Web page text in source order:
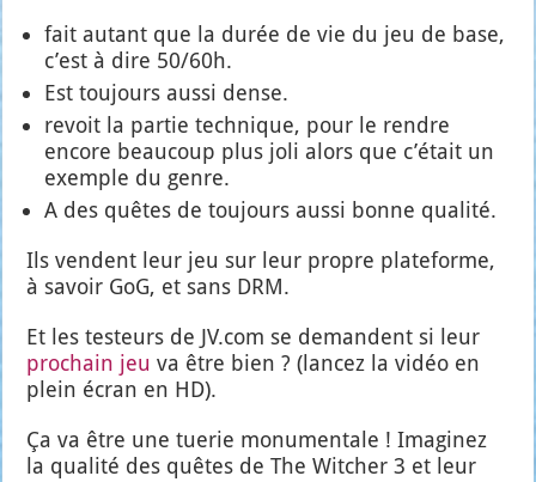
fait autant que la durée de vie du jeu de base,
c’est à dire 50/60h.
Est tou­jours aus­si dense.
revoit la par­tie tech­nique, pour le rendre
encore beau­coup plus joli alors que c’é­tait un
exemple du genre.
A des quêtes de tou­jours aus­si bonne qua­li­té.
Ils vendent leur jeu sur leur propre pla­te­forme,
à savoir GoG, et sans DRM.
Et les tes­teurs de JV.com se demandent si leur
pro­chain jeu va être bien ? (lan­cez la vidéo en
plein écran en HD).
Ça va être une tue­rie monu­men­tale ! Ima­gi­nez
la qua­li­té des quêtes de The Wit­cher 3 et leur